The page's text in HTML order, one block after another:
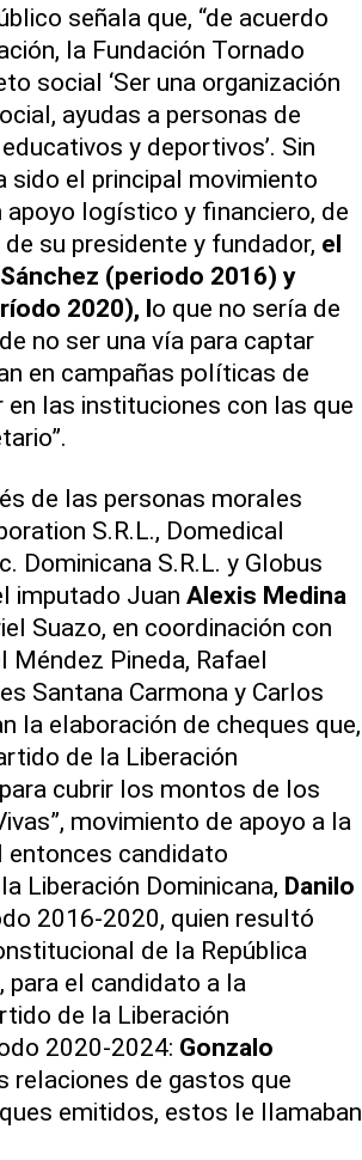
señala que, “de acuerdo
la Fundación Tornado
social ‘Ser una organización
ayudas a personas de
y deportivos’. Sin
sido el principal movimiento
logístico y financiero, de
su presidente y fundador, el
(periodo 2016) y
2020), lo que no sería de
no ser una vía para captar
en campañas políticas de
las instituciones con las que
de las personas morales
S.R.L., Domedical
Dominicana S.R.L. y Globus
imputado Juan Alexis Medina
Suazo, en coordinación con
Méndez Pineda, Rafael
Santana Carmona y Carlos
la elaboración de cheques que,
de la Liberación
cubrir los montos de los
movimiento de apoyo a la
entonces candidato
Liberación Dominicana, Danilo
2016-2020, quien resultó
de la República
para el candidato a la
de la Liberación
2020-2024: Gonzalo
relaciones de gastos que
emitidos, estos le llamaban